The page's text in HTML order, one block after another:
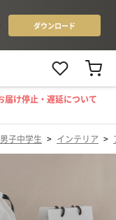
届け停止・遅延について
男子中学生 > インテリア >